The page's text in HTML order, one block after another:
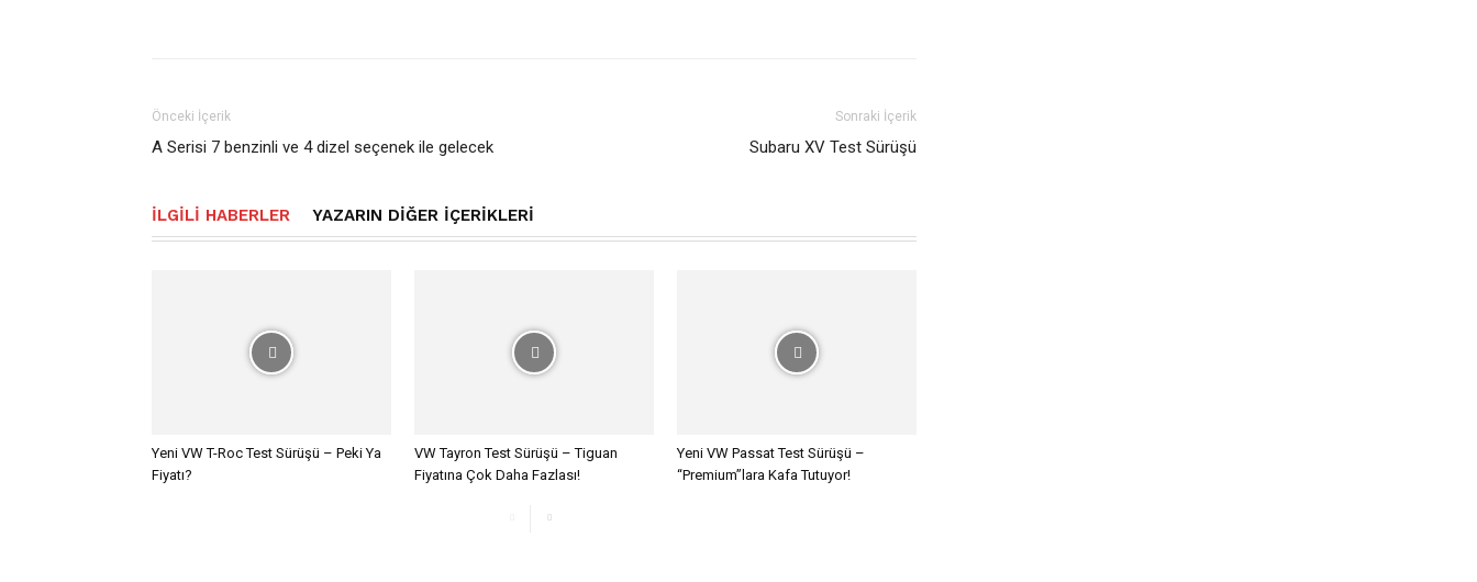
Önceki İçerik
A Serisi 7 benzinli ve 4 dizel seçenek ile gelecek
Sonraki İçerik
Subaru XV Test Sürüşü
İLGILI HABERLER YAZARIN DIĞER İÇERIKLERI
Yeni VW T-Roc Test Sürüşü – Peki Ya
Fiyatı?
VW Tayron Test Sürüşü – Tiguan
Fiyatına Çok Daha Fazlası!
Yeni VW Passat Test Sürüşü –
“Premium”lara Kafa Tutuyor!